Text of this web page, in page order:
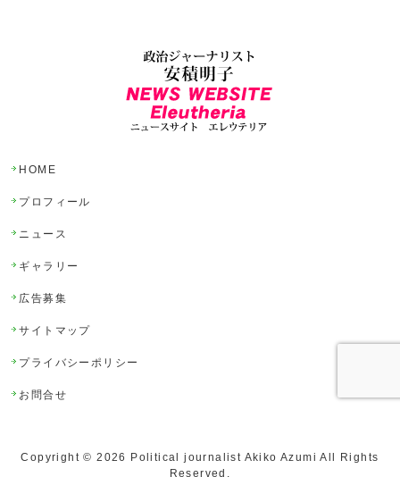
HOME
プロフィール
ニュース
ギャラリー
広告募集
サイトマップ
プライバシーポリシー
お問合せ
Copyright ©2026 Political journalist Akiko Azumi All Rights
Reserved.